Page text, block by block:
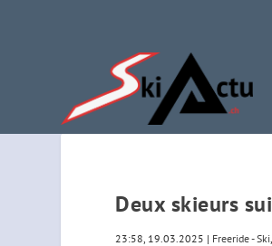
Deux skieurs
23:58, 19.03.2025 | Freeride - Ski